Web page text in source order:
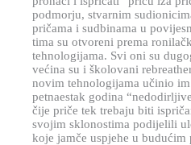
podmorju, stvarnim
pričama i sudbinama u
tima su otvoreni prema
tehnologijama. Svi oni su
većina su i školovani
novim tehnologijama učinio
petnaestak godina
čije priče tek trebaju biti
svojim sklonostima podijelili
koje jamče uspjehe u